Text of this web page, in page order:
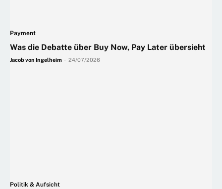
Payment
Was die Debatte über Buy Now, Pay Later übersieht
Jacob von Ingelheim 24/07/2026
Politik & Aufsicht